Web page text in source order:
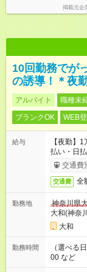
掲載元企
10回勤務でが
の誘導！＊夜
アルバイト 職種未
ブランクOK
WEB
給与
【夜勤】
払い・日
交通費
交通費 全
勤務地
神奈川県
大和(神奈
大和
勤務時間
（選べる
00 など